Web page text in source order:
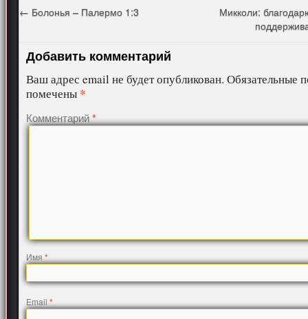
← Болонья – Палермо 1:3
Микколи:
Добавить комментарий
Ваш адрес email не будет опубликован. Обязательные
помечены *
Комментарий*
Имя*
Email*